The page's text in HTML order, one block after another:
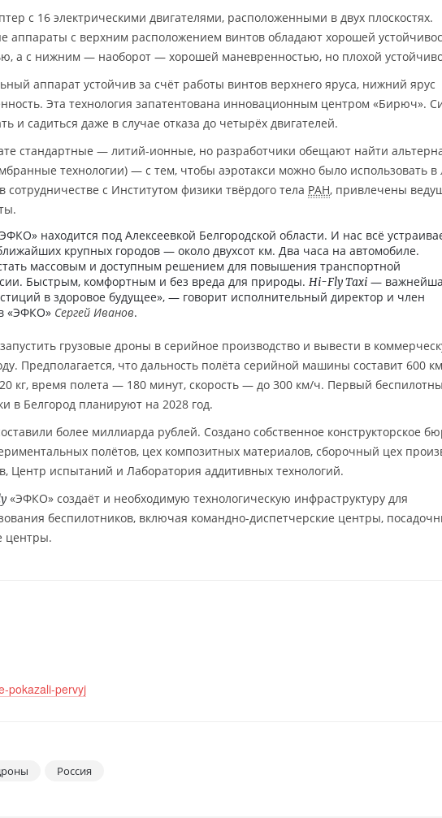
с 16 электрическими двигателями, расположенными в двух плоскостях.
аппараты с верхним расположением винтов обладают хорошей
а с нижним — наоборот — хорошей маневренностью, но плохой
аппарат устойчив за счёт работы винтов верхнего яруса, нижний ярус
Эта технология запатентована инновационным центром «Бирюч».
и садиться даже в случае отказа до четырёх двигателей.
стандартные — литий-ионные, но разработчики обещают найти
технологии) — с тем, чтобы аэротакси можно было использовать
сотрудничестве с Институтом физики твёрдого тела РАН, привлечены
находится под Алексеевкой Белгородской области. И нас всё
крупных городов — около двухсот км. Два часа на автомобиле.
массовым и доступным решением для повышения транспортной
Быстрым, комфортным и без вреда для природы. Hi-Fly Taxi —
в здоровое будущее», — говорит исполнительный директор и член
«ЭФКО» Сергей Иванов.
грузовые дроны в серийное производство и вывести в
Предполагается, что дальность полёта серийной машины составит 600
кг, время полета — 180 минут, скорость — до 300 км/ч. Первый
в Белгород планируют на 2028 год.
более миллиарда рублей. Создано собственное конструкторское
полётов, цех композитных материалов, сборочный цех
Центр испытаний и Лаборатория аддитивных технологий.
«ЭФКО» создаёт и необходимую технологическую инфраструктуру для
беспилотников, включая командно-диспетчерские центры,
центры.
pokazali-pervyj
Россия